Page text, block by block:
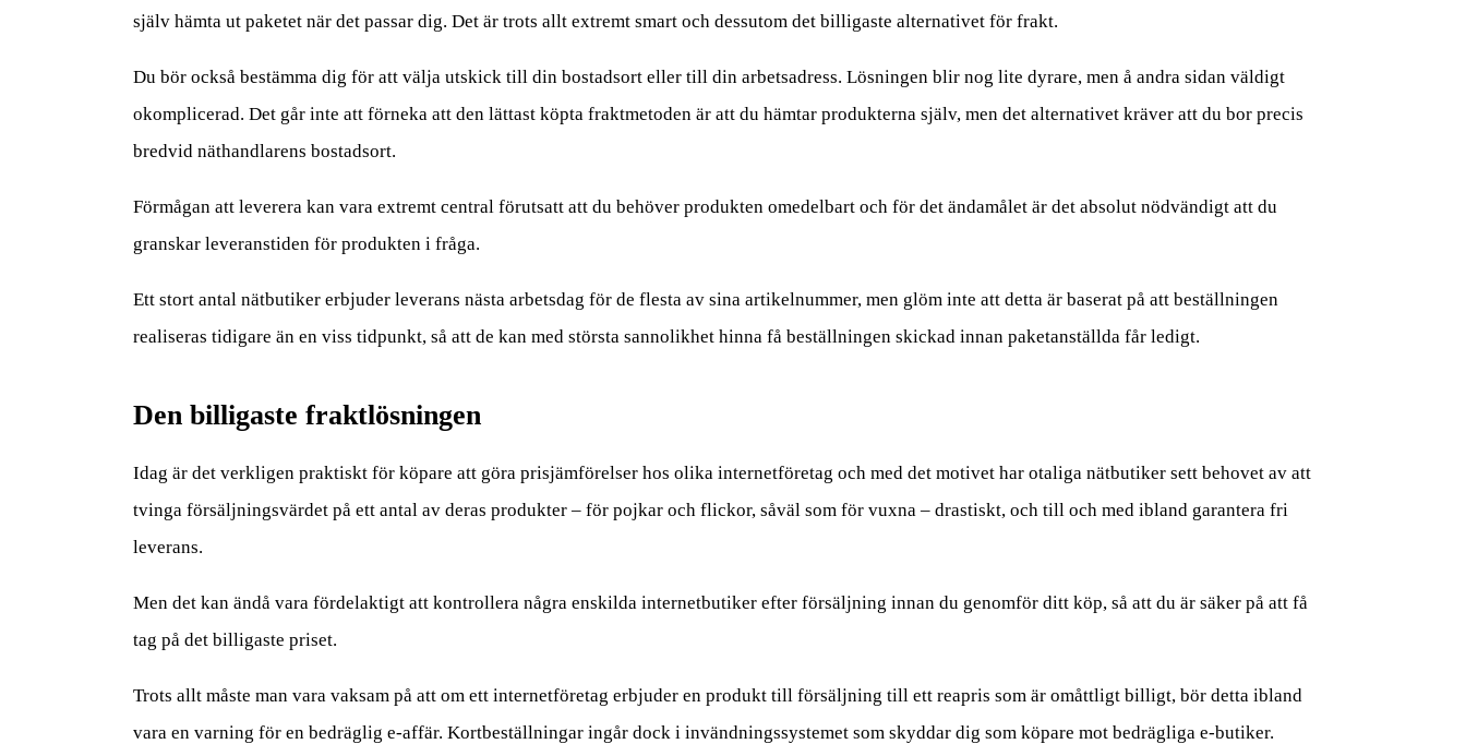
själv hämta ut paketet när det passar dig. Det är trots allt extremt smart och dessutom det billigaste alternativet för frakt.
Du bör också bestämma dig för att välja utskick till din bostadsort eller till din arbetsadress. Lösningen blir nog lite dyrare, men å andra sidan väldigt
okomplicerad. Det går inte att förneka att den lättast köpta fraktmetoden är att du hämtar produkterna själv, men det alternativet kräver att du bor precis
bredvid näthandlarens bostadsort.
Förmågan att leverera kan vara extremt central förutsatt att du behöver produkten omedelbart och för det ändamålet är det absolut nödvändigt att du
granskar leveranstiden för produkten i fråga.
Ett stort antal nätbutiker erbjuder leverans nästa arbetsdag för de flesta av sina artikelnummer, men glöm inte att detta är baserat på att beställningen
realiseras tidigare än en viss tidpunkt, så att de kan med största sannolikhet hinna få beställningen skickad innan paketanställda får ledigt.
Den billigaste fraktlösningen
Idag är det verkligen praktiskt för köpare att göra prisjämförelser hos olika internetföretag och med det motivet har otaliga nätbutiker sett behovet av att
tvinga försäljningsvärdet på ett antal av deras produkter – för pojkar och flickor, såväl som för vuxna – drastiskt, och till och med ibland garantera fri
leverans.
Men det kan ändå vara fördelaktigt att kontrollera några enskilda internetbutiker efter försäljning innan du genomför ditt köp, så att du är säker på att få
tag på det billigaste priset.
Trots allt måste man vara vaksam på att om ett internetföretag erbjuder en produkt till försäljning till ett reapris som är omåttligt billigt, bör detta ibland
vara en varning för en bedräglig e-affär. Kortbeställningar ingår dock i invändningssystemet som skyddar dig som köpare mot bedrägliga e-butiker.